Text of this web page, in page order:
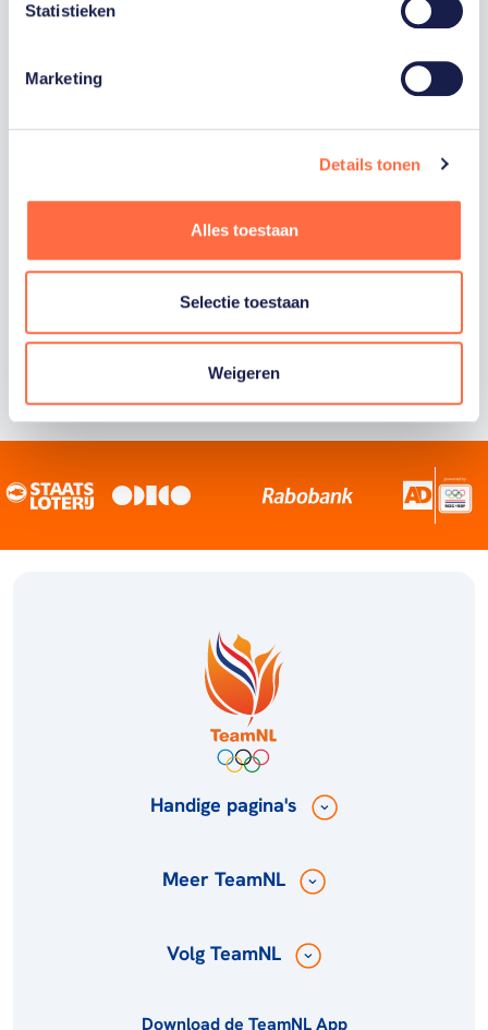
Statistieken
Marketing
Details tonen
Alles toestaan
Selectie toestaan
Weigeren
Trotse hoofdsponsor
Handige pagina's
Meer TeamNL
Volg TeamNL
Download de TeamNL App